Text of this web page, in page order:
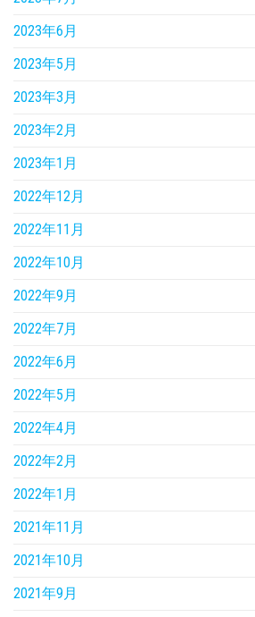
2023年6月
2023年5月
2023年3月
2023年2月
2023年1月
2022年12月
2022年11月
2022年10月
2022年9月
2022年7月
2022年6月
2022年5月
2022年4月
2022年2月
2022年1月
2021年11月
2021年10月
2021年9月